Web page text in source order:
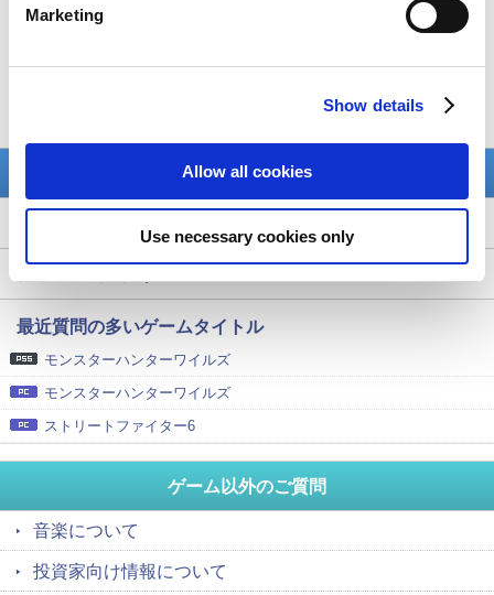
Marketing
Show details
Allow all cookies
Use necessary cookies only
PlayStation 5
Nintendo Switch 2
Nintendo Switch
ニンテンドー3DS
Xbox Series X
Xbox One
PCゲーム
ア カ サ
モンスターハンターワイルズ
モンスターハンターワイルズ
ストリートファイター6
音楽について
投資家向け情報について